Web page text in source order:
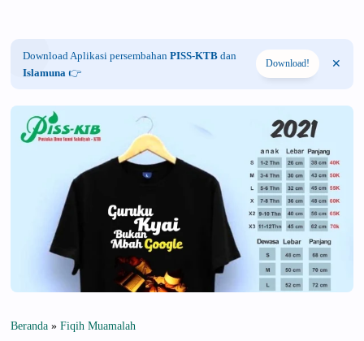
Download Aplikasi persembahan PISS-KTB dan
Islamuna 👉
Download!
Beranda » Fiqih Muamalah